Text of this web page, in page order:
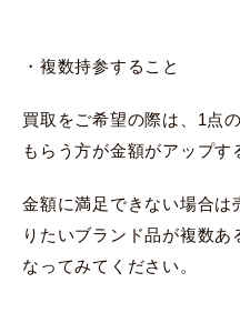
・複数持参すること
買取をご希望の際は、1点
もらう方が金額がアップす
金額に満足できない場合は
りたいブランド品が複数
なってみてください。